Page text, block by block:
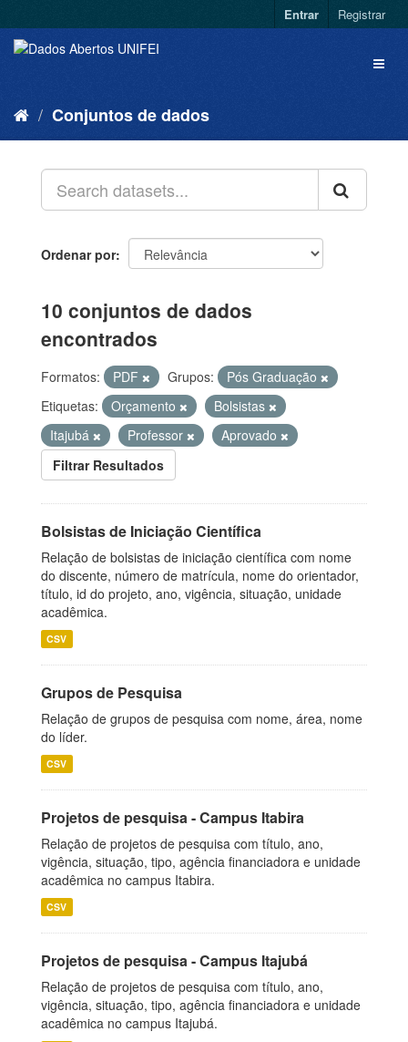
Entrar Registrar
Conjuntos de dados
Ordenar por
10 conjuntos de dados
encontrados
Formatos: PDF Grupos:
Pós Graduação
Etiquetas:
Orçamento
Bolsistas
Itajubá
Professor
Aprovado
Filtrar Resultados
Bolsistas de Iniciação Científica
Relação de bolsistas de iniciação científica com nome
do discente, número de matrícula, nome do orientador,
título, id do projeto, ano, vigência, situação, unidade
acadêmica.
CSV
Grupos de Pesquisa
Relação de grupos de pesquisa com nome, área, nome
do líder.
CSV
Projetos de pesquisa - Campus Itabira
Relação de projetos de pesquisa com título, ano,
vigência, situação, tipo, agência financiadora e unidade
acadêmica no campus Itabira.
CSV
Projetos de pesquisa - Campus Itajubá
Relação de projetos de pesquisa com título, ano,
vigência, situação, tipo, agência financiadora e unidade
acadêmica no campus Itajubá.